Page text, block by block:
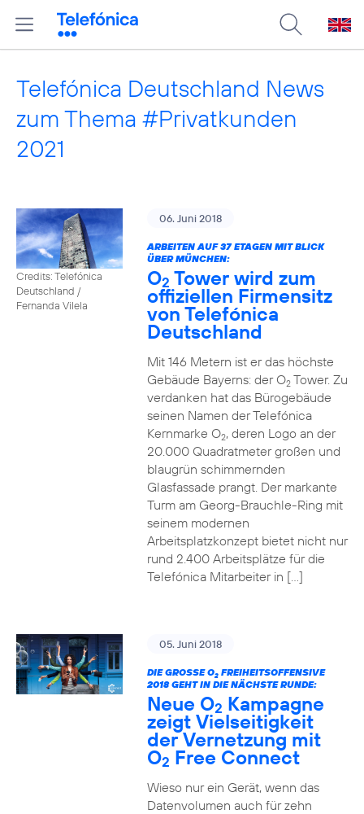
Telefónica Deutschland News
zum Thema #Privatkunden
2021
Credits: Telefónica
Deutschland /
Fernanda Vilela
06. Juni 2018
ARBEITEN AUF 37 ETAGEN MIT BLICK
ÜBER MÜNCHEN:
O2 Tower wird zum
offiziellen Firmensitz
von Telefónica
Deutschland
Mit 146 Metern ist er das höchste
Gebäude Bayerns: der O2Tower. Zu
verdanken hat das Bürogebäude
seinen Namen der Telefónica
Kernmarke O2, deren Logo an der
20.000 Quadratmeter großen und
blaugrün schimmernden
Glasfassade prangt. Der markante
Turm am Georg-Brauchle-Ring mit
seinem modernen
Arbeitsplatzkonzept bietet nicht nur
rund 2.400 Arbeitsplätze für die
Telefónica Mitarbeiter in […]
05. Juni 2018
DIE GROSSE O 2FREIHEITSOFFENSIVE
2018 GEHT IN DIE NÄCHSTE RUNDE:
Neue O2 Kampagne
zeigt Vielseitigkeit
der Vernetzung mit
O2 Free Connect
Wieso nur ein Gerät, wenn das
Datenvolumen auch für zehn